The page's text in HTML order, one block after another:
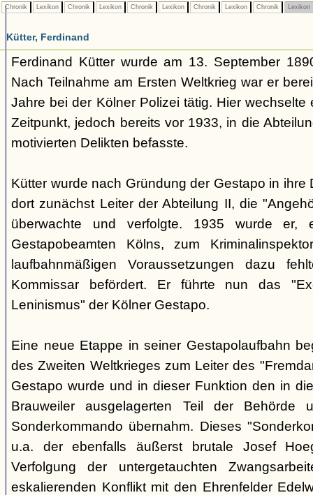
Chronik Lexikon Chronik Lexikon Chronik Lexikon Chronik Lexikon Chronik Lexikon
Kütter, Ferdinand
Ferdinand Kütter wurde am 13. September
Nach Teilnahme am Ersten Weltkrieg war er
Jahre bei der Kölner Polizei tätig. Hier
Zeitpunkt, jedoch bereits vor 1933, in die
motivierten Delikten befasste.
Kütter wurde nach Gründung der Gestapo in ihre
dort zunächst Leiter der Abteilung II, die
überwachte und verfolgte. 1935 wurde er,
Gestapobeamten Kölns, zum
laufbahnmäßigen Voraussetzungen dazu
Kommissar befördert. Er führte nun das
Leninismus" der Kölner Gestapo.
Eine neue Etappe in seiner Gestapolaufbahn
des Zweiten Weltkrieges zum Leiter des
Gestapo wurde und in dieser Funktion den in
Brauweiler ausgelagerten Teil der Behörde
Sonderkommando übernahm. Dieses
u.a. der ebenfalls äußerst brutale Josef
Verfolgung der untergetauchten
eskalierenden Konflikt mit den Ehrenfelder